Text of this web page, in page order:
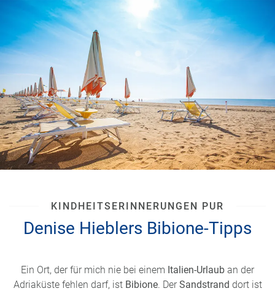
beginnt einSpazierweg zum Schloss. Als Anhaltspunkt
für Google Maps können Sie hier „
Rione Obelisco
(Opicina)
“ nutzen, dann befinden Sie sich direkt an
besagtem Aussichtspunkt. Das Panorama ist ein
Traum – und Sie können mit
Miramare
eines jedenItalien-Urlaubs an der oberen
abhaken.
KINDHEITSERINNERUNGEN PUR
Denise Hieblers Bibione-Tipps
Ein Ort, der für mich nie bei einem Italien-Urlaub an der
Adriaküste fehlen darf, ist Bibione. Der Sandstrand dort ist